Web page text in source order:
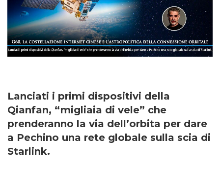
Lanciati i primi dispositivi della
Qianfan, “migliaia di vele” che
prenderanno la via dell’orbita per dare
a Pechino una rete globale sulla scia di
Starlink.